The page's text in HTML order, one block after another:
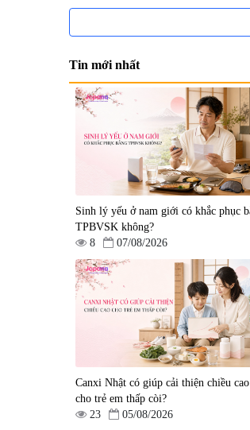
Tẩy tế bào chết Nichiei
Bussan Nano NMN+
Peeling Gel Luxury 200g
1.490.000 đ
Viên uống hỗ trợ giấc ngủ
Fujina Sleepy Nhật Bản 80
Tin mới nhất
Sinh lý yếu ở nam giới có khắc phục
TPBVSK không?
8
07/08/2026
Canxi Nhật có giúp cải thiện chiều cao
cho trẻ em thấp còi?
23
05/08/2026